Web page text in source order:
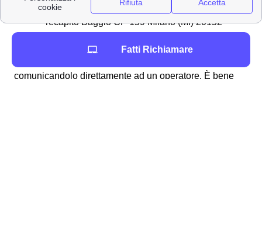
indirizzata a WIND Tre S.p.A. CD MILANO
recapito Baggio CP 159 Milano (MI) 20152
In alternativa, è anche possibile disdire con WindTre a
comunicandolo direttamente ad un operatore. È bene
Fatti Richiamare